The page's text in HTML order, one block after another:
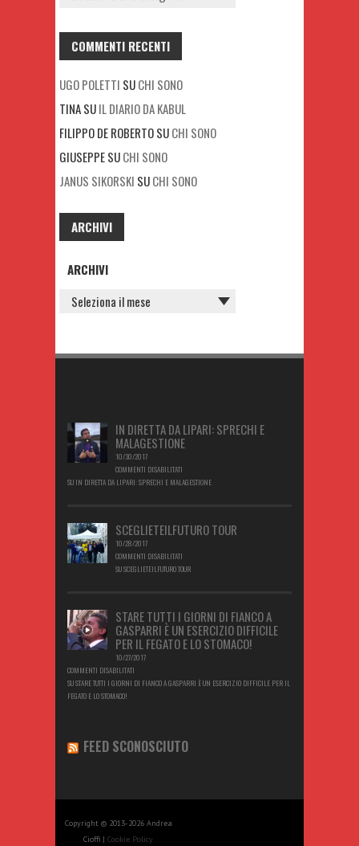
COMMENTI RECENTI
UGO POLETTI SUCHI SONO
TINASUIL DIARIO DA KABUL
FILIPPO DE ROBERTOSUCHI SONO
GIUSEPPESUCHI SONO
JANUS SIKORSKI SUCHI SONO
ARCHIVI
ARCHIVI
IN DIRETTA DA LIPARI: SPRECHI E
MALAGESTIONE
10/30/2017
COMMENTI DISABILITATI
SU IN DIRETTA DA LIPARI: SPRECHI E MALAGESTIONE
SCEGLIETEILFUTURO TOUR
10/28/2017
COMMENTI DISABILITATI
SU SCEGLIETEILFUTURO TOUR
STARE TUTTI I GIORNI DI FIANCO A
GASPARRI È UN ESERCIZIO DIFFICILE
PER IL FEGATO E LO STOMACO!
10/27/2017
COMMENTI DISABILITATI
SU STARE TUTTI I GIORNI DI FIANCO A GASPARRI È UN ESERCIZIO DIFFICILE PER IL
FEGATO E LO STOMACO!
FEED SCONOSCIUTO
Copyright © 2013-2026 Andrea
Cioffi | Cookie Policy